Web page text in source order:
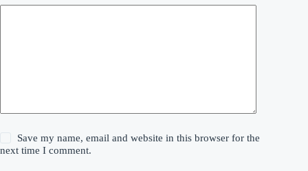
Save my name, email and website in this browser for the
next time I comment.